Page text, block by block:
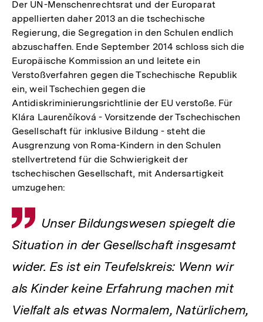
Der UN-Menschenrechtsrat und der Europarat
appellierten daher 2013 an die tschechische
Regierung, die Segregation in den Schulen endlich
abzuschaffen. Ende September 2014 schloss sich die
Europäische Kommission an und leitete ein
Verstoßverfahren gegen die Tschechische Republik
ein, weil Tschechien gegen die
Antidiskriminierungsrichtlinie der EU verstoße. Für
Klára Laurenčíková - Vorsitzende der Tschechischen
Gesellschaft für inklusive Bildung - steht die
Ausgrenzung von Roma-Kindern in den Schulen
stellvertretend für die Schwierigkeit der
tschechischen Gesellschaft, mit Andersartigkeit
umzugehen:
Zitat
Unser Bildungswesen spiegelt die
Situation in der Gesellschaft insgesamt
wider. Es ist ein Teufelskreis: Wenn wir
als Kinder keine Erfahrung machen mit
Vielfalt als etwas Normalem, Natürlichem,